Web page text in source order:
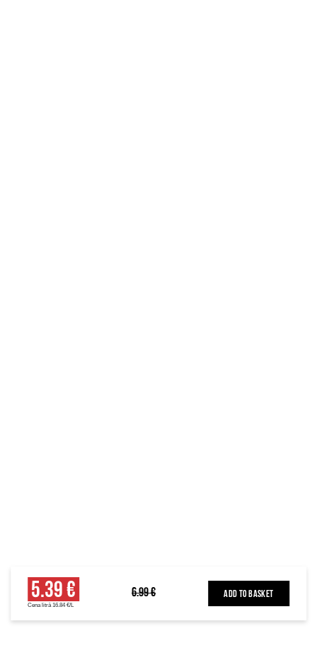
5.39 €
Cena litrā 16.84 €/L
6.99 € ADD TO BASKET